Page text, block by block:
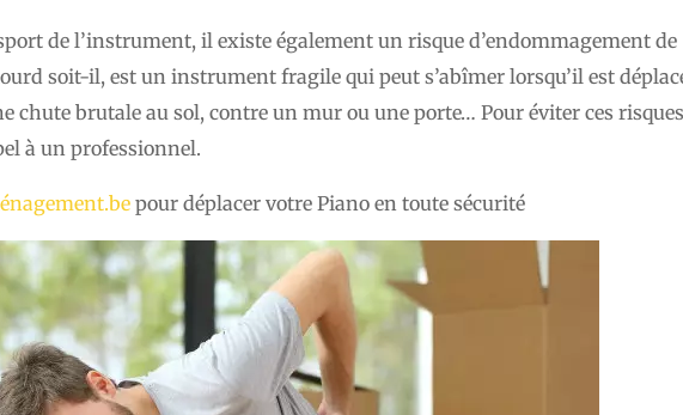
de l’instrument, il existe également un risque d’endommagement de
soit-il, est un instrument fragile qui peut s’abîmer lorsqu’il est
chute brutale au sol, contre un mur ou une porte… Pour éviter ces
à un professionnel.
pour déplacer votre Piano en toute sécurité